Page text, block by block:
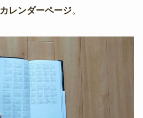
レンダーページ。